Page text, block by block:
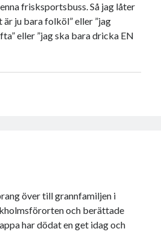
frisksportsbuss. Så jag låter
är ju bara folköl” eller ”jag
eller ”jag ska bara dricka EN
över till grannfamiljen i
och berättade
har dödat en get idag och